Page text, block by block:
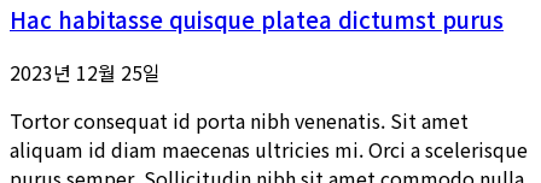
Hac habitasse quisque platea dictumst purus
2023년 12월 25일
Tortor consequat id porta nibh venenatis. Sit amet
aliquam id diam maecenas ultricies mi. Orci a scelerisque